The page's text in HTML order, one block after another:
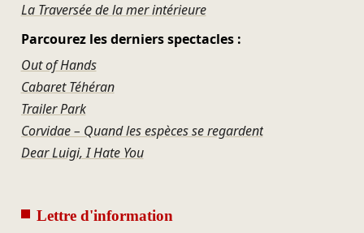
La Traversée de la mer intérieure
Parcourez les derniers spectacles :
Out of Hands
Cabaret Téhéran
Trailer Park
Corvidae – Quand les espèces se regardent
Dear Luigi, I Hate You
Lettre d'information